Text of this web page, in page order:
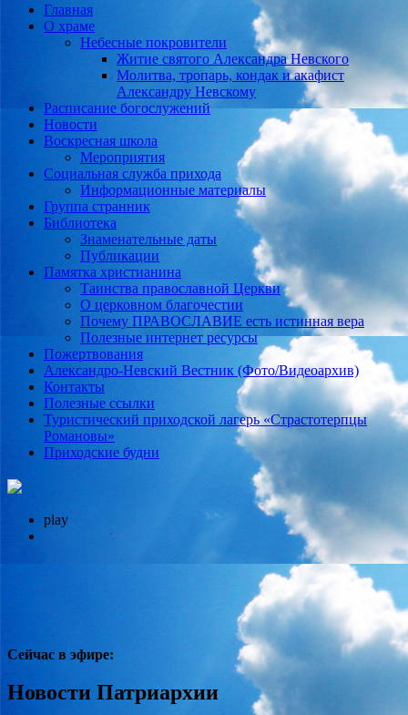
Главная
О храме
Небесные покровители
Житие святого Александра Невского
Молитва, тропарь, кондак и акафист
Александру Невскому
Расписание богослужений
Новости
Воскресная школа
Мероприятия
Социальная служба прихода
Информационные материалы
Группа странник
Библиотека
Знаменательные даты
Публикации
Памятка христианина
Таинства православной Церкви
О церковном благочестии
Почему ПРАВОСЛАВИЕ есть истинная вера
Полезные интернет ресурсы
Пожертвования
Александро-Невский Вестник (Фото/Видеоархив)
Контакты
Полезные ссылки
Туристический приходской лагерь «Страстотерпцы
Романовы»
Приходские будни
play
Сейчас в эфире:
Новости Патриархии